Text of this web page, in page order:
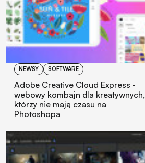
NEWSY SOFTWARE
Adobe Creative Cloud Express -
webowy kombajn dla kreatywnych,
którzy nie mają czasu na
Photoshopa